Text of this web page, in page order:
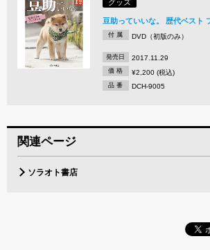
グッズ
豆助っていいな。 歴代ベスト
付 属 DVD（初版のみ）
発売日 2017.11.29
価 格 ¥2,200 (税込)
品 番 DCH-9005
関連ページ
ソラオト書店